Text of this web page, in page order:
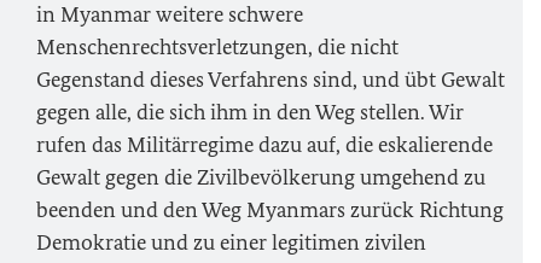
in Myanmar weitere schwere
Menschenrechtsverletzungen, die nicht
Gegenstand dieses Verfahrens sind, und übt Gewalt
gegen alle, die sich ihm in den Weg stellen. Wir
rufen das Militärregime dazu auf, die eskalierende
Gewalt gegen die Zivilbevölkerung umgehend zu
beenden und den Weg Myanmars zurück Richtung
Demokratie und zu einer legitimen zivilen